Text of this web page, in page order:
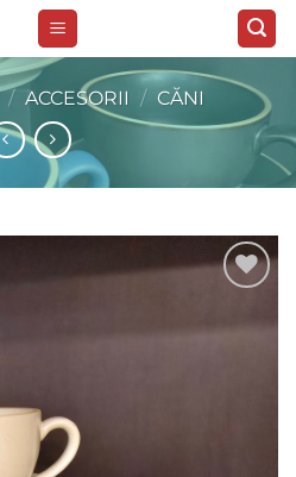
/ ACCESORII / CĂNI
wishlist